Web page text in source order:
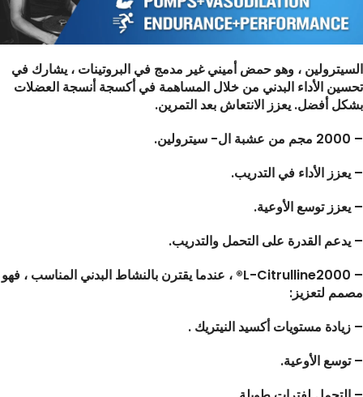
السيترولين ، وهو حمض أميني غير مدمج في البروتينات ، يشارك في
تحسين الأداء البدني من خلال المساهمة في أكسجة أنسجة العضلات
بشكل أفضل. يعزز الانتعاش بعد التمرين.
– 2000 مجم من عشبة ال- سيترولين.
– يعزز الأداء في التدريب.
– يعزز توسع الأوعية.
– يدعم القدرة على التحمل والتدريب.
– L-Citrulline2000® ، عندما يقترن بالنشاط البدني المناسب ، فهو
مصمم لتعزيز:
– زيادة مستويات أكسيد النيتريك .
– توسع الأوعية.